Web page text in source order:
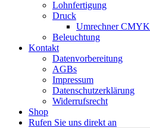
Lohnfertigung
Druck
Umrechner
Beleuchtung
Kontakt
Datenvorbereitung
AGBs
Impressum
Datenschutzerklärung
Widerrufsrecht
Shop
Rufen Sie uns direkt an